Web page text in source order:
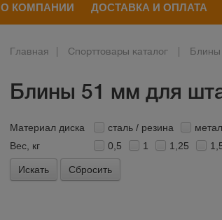
О КОМПАНИИ ДОСТАВКА И ОПЛАТА
Главная Спорттовары каталог Блины
Блины 51 мм для
Материал диска сталь / резина
Вес, кг
0,5 1 1,25
Сбросить